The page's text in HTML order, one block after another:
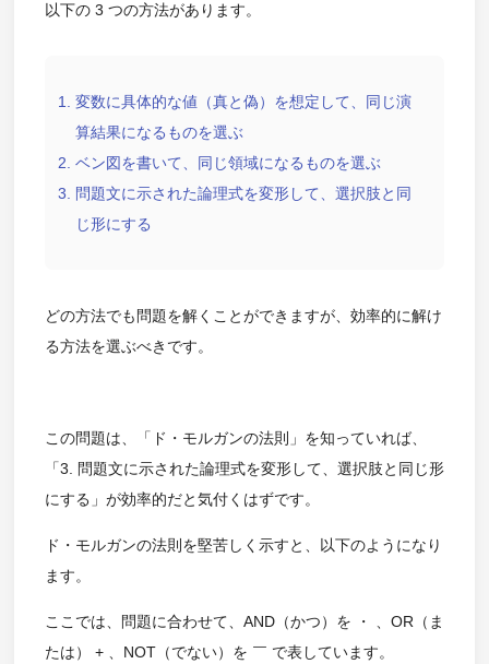
以下の 3 つの方法があります。
変数に具体的な値（真と偽）を想定して、同じ演
算結果になるものを選ぶ
ベン図を書いて、同じ領域になるものを選ぶ
問題文に示された論理式を変形して、選択肢と同
じ形にする
どの方法でも問題を解くことができますが、効率的に解け
る方法を選ぶべきです。
この問題は、「ド・モルガンの法則」を知っていれば、
「3. 問題文に示された論理式を変形して、選択肢と同じ形
にする」が効率的だと気付くはずです。
ド・モルガンの法則を堅苦しく示すと、以下のようになり
ます。
ここでは、問題に合わせて、AND（かつ）を ・ 、OR（ま
たは） + 、NOT（でない）を ￣ で表しています。